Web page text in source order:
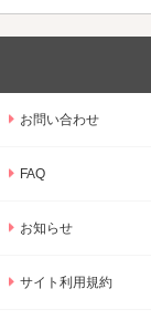
お問い合わせ
FAQ
お知らせ
サイト利用規約